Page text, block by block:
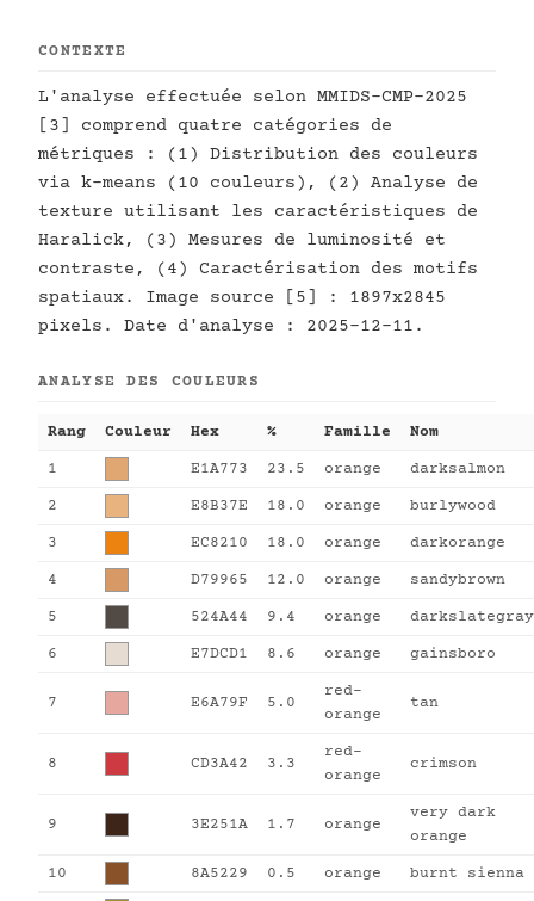
CONTEXTE
L'analyse effectuée selon MMIDS-CMP-2025
[3] comprend quatre catégories de
métriques : (1) Distribution des couleurs
via k-means (10 couleurs), (2) Analyse de
texture utilisant les caractéristiques de
Haralick, (3) Mesures de luminosité et
contraste, (4) Caractérisation des motifs
spatiaux. Image source [5] : 1897x2845
pixels. Date d'analyse : 2025-12-11.
ANALYSE DES COULEURS
Rang Couleur Hex % Famille Nom
1 E1A773 23.5 orange darksalmon
2 E8B37E 18.0 orange burlywood
3 EC8210 18.0 orange darkorange
4 D79965 12.0 orange sandybrown
5 524A44 9.4 orange darkslategray
6 E7DCD1 8.6 orange gainsboro
7 E6A79F 5.0
red-
orange
tan
8 CD3A42 3.3
red-
orange
crimson
9 3E251A 1.7 orange
very dark
orange
10 8A5229 0.5 orange burnt sienna